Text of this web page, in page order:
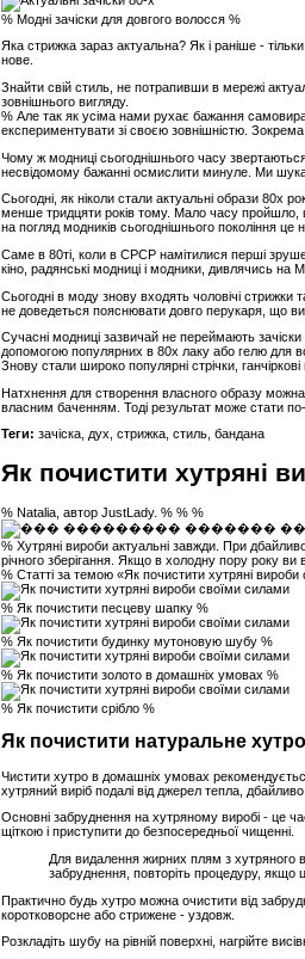
% Модні зачіски для довгого волосся %
Яка стрижка зараз актуальна? Як і раніше -
нове.
Знайти свій стиль, не потрапивши в мережі
зовнішнього вигляду.
% Але так як усіма нами рухає бажання
експериментувати зі своєю зовнішністю. Зокрема
Чому ж модниці сьогоднішнього часу
несвідомому бажанні осмислити минуле. Ми
Сьогодні, як ніколи стали актуальні образи 80х
менше тридцяти років тому. Мало часу пройшло,
на погляд модників сьогоднішнього покоління це
Саме в 80ті, коли в СРСР намітилися перші
кіно, радянські модниці і модники, дивлячись на
Сьогодні в моду знову входять чоловічі стрижки
не доведеться пояснювати довго перукаря, що
Сучасні модниці зазвичай не переймають
допомогою популярних в 80х лаку або гелю для
Знову стали широко популярні стрічки,
Натхнення для створення власного образу
власним баченням. Тоді результат може стати
Теги: зачіска, дух, стрижка, стиль, бандана
Як почистити хутряні
% Natalia, автор JustLady. % % %
% Хутряні вироби актуальні завжди. При
річного зберігання. Якщо в холодну пору року
% Статті за темою «Як почистити хутряні
% Як почистити песцеву шапку %
% Як почистити будинку мутоновую шубу %
% Як почистити золото в домашніх умовах %
% Як почистити срібло %
Як почистити натуральне
Чистити хутро в домашніх умовах
хутряний виріб подалі від джерел тепла,
Основні забруднення на хутряному виробі - це
щіткою і приступити до безпосередньої чищенні.
Для видалення жирних плям з хутряного
забруднення, повторіть процедуру, якщо
Практично будь хутро можна очистити від
коротковорсне або стрижене - уздовж.
Розкладіть шубу на рівній поверхні, нагрійте